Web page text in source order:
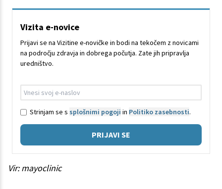
Vizita e-novice
Prijavi se na Vizitine e-novičke in bodi na tekočem z novicami
na področju zdravja in dobrega počutja. Zate jih pripravlja
uredništvo.
Strinjam se s splošnimi pogoji in Politiko zasebnosti.
PRIJAVI SE
Vir: mayoclinic